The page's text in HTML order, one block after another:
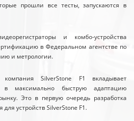
прошли все тесты, запускаются в
и комбо-устройства
в Федеральном агентстве по
и метрологии.
SilverStone F1 вкладывает
в максимально быструю адаптацию
Это в первую очередь разработка
устройств SilverStone F1.